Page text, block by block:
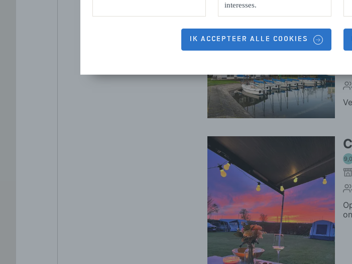
interesses.
IK ACCEPTEER ALLE COOKIES